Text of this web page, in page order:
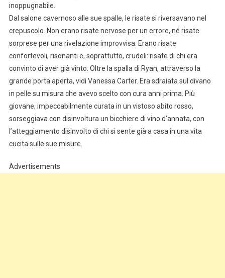
inoppugnabile.
Dal salone cavernoso alle sue spalle, le risate si riversavano nel
crepuscolo. Non erano risate nervose per un errore, né risate
sorprese per una rivelazione improvvisa. Erano risate
confortevoli, risonanti e, soprattutto, crudeli: risate di chi era
convinto di aver già vinto. Oltre la spalla di Ryan, attraverso la
grande porta aperta, vidi Vanessa Carter. Era sdraiata sul divano
in pelle su misura che avevo scelto con cura anni prima. Più
giovane, impeccabilmente curata in un vistoso abito rosso,
sorseggiava con disinvoltura un bicchiere di vino d’annata, con
l’atteggiamento disinvolto di chi si sente già a casa in una vita
cucita sulle sue misure.
Advertisements